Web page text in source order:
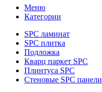
Меню
Категории
SPC ламинат
SPC плитка
Подложка
Кварц паркет SPC
Плинтуса SPC
Стеновые SPC панели